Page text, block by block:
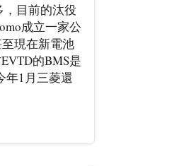
，目前的汰役
成立一家公
現在新電池
的BMS是
年1月三菱還